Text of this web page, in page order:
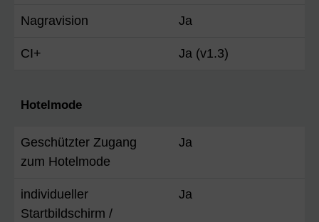
Nagravision Ja
CI+ Ja (v1.3)
Hotelmode
Geschützter Zugang
zum Hotelmode
Ja
individueller
Startbildschirm /
Ja